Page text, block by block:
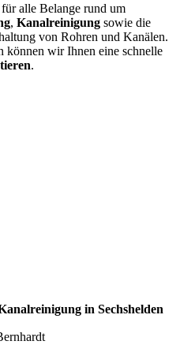
alle Belange rund um
, Kanalreinigung sowie die
von Rohren und Kanälen.
können wir Ihnen eine schnelle
.
in Sechshelden